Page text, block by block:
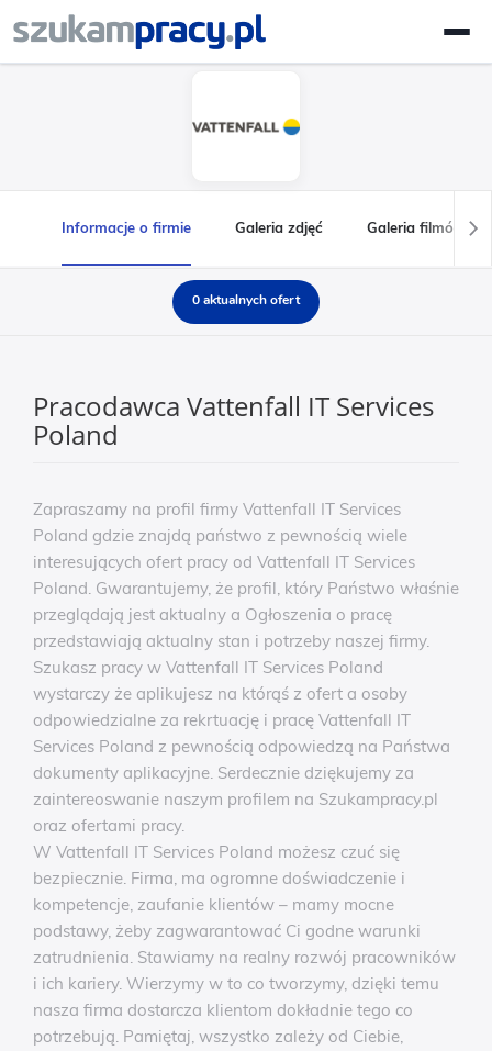
Informacje o firmie Galeria zdjęć Galeria filmów
0 aktualnych ofert
Pracodawca Vattenfall IT Services
Poland
Zapraszamy na profil firmy Vattenfall IT Services
Poland gdzie znajdą państwo z pewnością wiele
interesujących ofert pracy od Vattenfall IT Services
Poland. Gwarantujemy, że profil, który Państwo właśnie
przeglądają jest aktualny a Ogłoszenia o pracę
przedstawiają aktualny stan i potrzeby naszej firmy.
Szukasz pracy w Vattenfall IT Services Poland
wystarczy że aplikujesz na którąś z ofert a osoby
odpowiedzialne za rekrtuację i pracę Vattenfall IT
Services Poland z pewnością odpowiedzą na Państwa
dokumenty aplikacyjne. Serdecznie dziękujemy za
zaintereoswanie naszym profilem na Szukampracy.pl
oraz ofertami pracy.
W Vattenfall IT Services Poland możesz czuć się
bezpiecznie. Firma, ma ogromne doświadczenie i
kompetencje, zaufanie klientów – mamy mocne
podstawy, żeby zagwarantować Ci godne warunki
zatrudnienia. Stawiamy na realny rozwój pracowników
i ich kariery. Wierzymy w to co tworzymy, dzięki temu
nasza firma dostarcza klientom dokładnie tego co
potrzebują. Pamiętaj, wszystko zależy od Ciebie,